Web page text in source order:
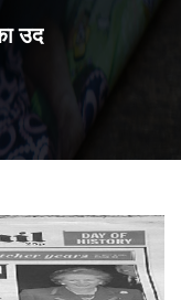
उद